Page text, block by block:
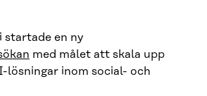
startade en ny
med målet att skala upp
lösningar inom social- och